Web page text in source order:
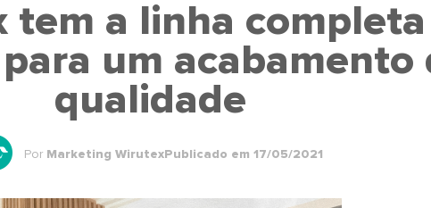
tem a linha
um acabamento
qualidade
Por Marketing Wirutex Publicado em 17/05/2021